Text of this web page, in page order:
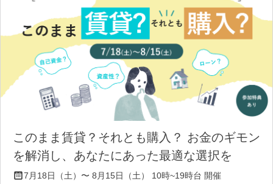
このまま賃貸？それとも購入？ お金のギモン
を解消し、あなたにあった最適な選択を
7月18日（土）〜 8月15日（土） 10時~19時台 開催